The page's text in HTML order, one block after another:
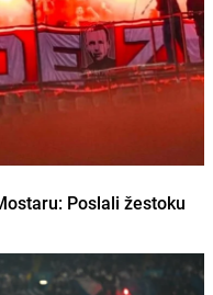
Poslali žestoku